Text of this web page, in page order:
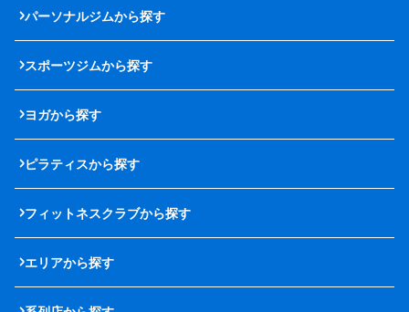
パーソナルジムから探す
スポーツジムから探す
ヨガから探す
ピラティスから探す
フィットネスクラブから探す
エリアから探す